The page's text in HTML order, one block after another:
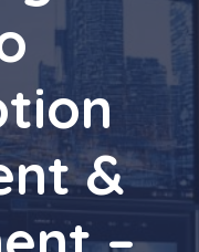
&